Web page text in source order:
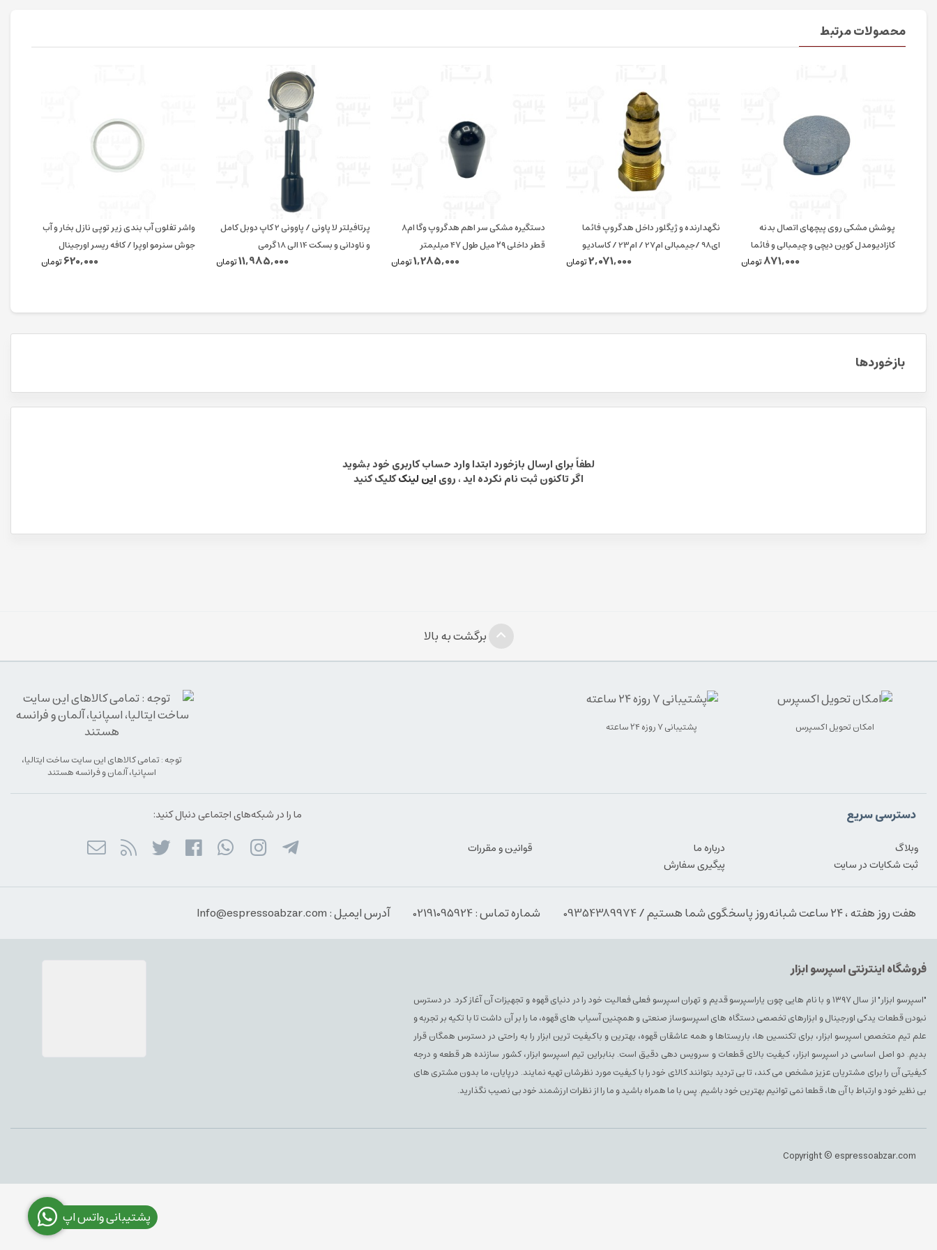
محصولات مرتبط
پوشش مشکی روی پیچهای اتصال بدنه
کازادیومدل کوین دیچی و چیمبالی و فائما
871,000تومان
نگهدارنده و ژیگلور داخل هدگروپ فائما
ای98 /جیمبالی ام27 / ام23 / کاسادیو
2,071,000تومان
دستگیره مشکی سر اهم هدگروپ وگا ام۸
قطر داخلی ۲۹ میل طول ۴۷ میلیمتر
1,285,000تومان
پرتافیلتر لا پاونی / پاوونی 2 کاپ دوبل کامل
و ناودانی و بسکت 14 الی 18 گرمی
11,985,000تومان
واشر تفلون آب بندی زیر توپی نازل بخار و آب
جوش سنرمو اوپرا / کافه ریسر اورجینال
620,000 تومان
بازخوردها
لطفاً برای ارسال بازخورد ابتدا وارد حساب کاربری خود بشوید
اگر تاکنون ثبت نام نکرده اید ، روی این لینککلیک کنید
برگشت به بالا
امکان تحویل اکسپرس پشتیبانی ۷ روزه ۲۴ ساعته
توجه : تمامی کالاهای این سایت ساخت ایتالیا،
اسپانیا، آلمان و فرانسه هستند
دسترسی سریع
وبلاگ درباره ما
قوانین و مقررات
ثبت شکایات در سایت
پیگیری سفارش
ما را در شبکه‌های اجتماعی دنبال کنید:
هفت روز هفته ، ۲۴ ساعت شبانه‌روز پاسخگوی شما هستیم / 09354389974 شماره تماس : 02191095924 آدرس ایمیل : Info@espressoabzar.com
فروشگاه اینترنتی اسپرسو ابزار
"اسپرسو ابزار" از سال ۱۳۹۷ و با نام هایی چون یاراسپرسو قدیم و تهران اسپرسو فعلی فعالیت خود را در دنیای قهوه و تجهیزات آن آغاز کرد. در دسترس
نبودن قطعات یدکی اورجینال و ابزارهای تخصصی دستگاه های اسپرسوساز صنعتی و همچنین آسیاب های قهوه، ما را بر آن داشت تا با تکیه بر تجربه و
علم تیم متخصص اسپرسو ابزار، برای تکنسین ها، باریستاها و همه عاشقان قهوه، بهترین و باکیفیت ترین ابزار را به راحتی در دسترس همگان قرار
بدیم. دو اصل اساسی در اسپرسو ابزار، کیفیت بالای قطعات و سرویس دهی دقیق است. بنابراین تیم اسپرسو ابزار، کشور سازنده هر قطعه و درجه
کیفیتی آن را برای مشتریان عزیز مشخص می کند، تا بی تردید بتوانند کالای خود را با کیفیت مورد نظرشان تهیه نمایند. درپایان، ما بدون مشتری های
بی نظیر خود و ارتباط با آن ها، قطعا نمی توانیم بهترین خود باشیم. پس با ما همراه باشید و ما را از نظرات ارزشمند خود بی نصیب نگذارید.
Copyright © espressoabzar.com
پشتیبانی واتس اپ